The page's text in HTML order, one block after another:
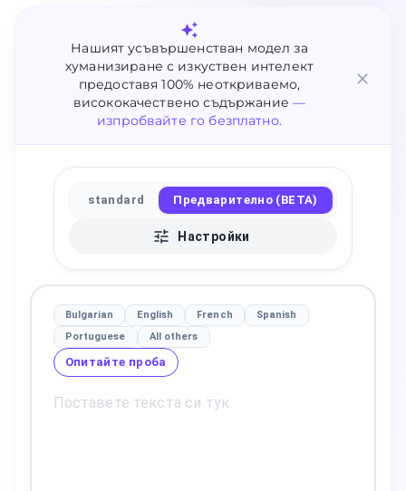
Нашият усъвършенстван модел за
хуманизиране с изкуствен интелект
предоставя 100% неоткриваемо,
висококачествено съдържание —
изпробвайте го безплатно.
standard Предварително (BETA)
Настройки
Bulgarian English French
Spanish
Portuguese
All others
Опитайте проба